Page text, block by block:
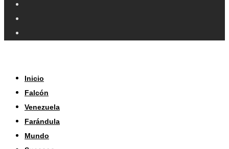
Inicio
Falcón
Venezuela
Farándula
Mundo